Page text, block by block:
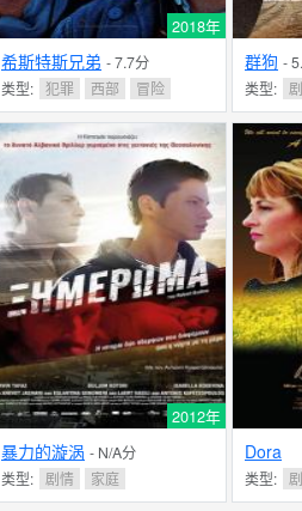
2018年
希斯特斯兄弟 - 7.7分
类型: 犯罪 西部 冒险
群狗 -
类型:
2012年
暴力的漩涡 - N/A分
类型: 剧情 家庭
Dora
类型: